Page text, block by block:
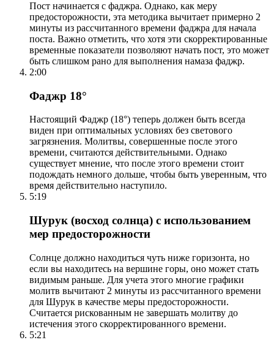
Пост начинается с фаджра. Однако, как меру
предосторожности, эта методика вычитает примерно 2
минуты из рассчитанного времени фаджра для начала
поста. Важно отметить, что хотя эти скорректированные
временные показатели позволяют начать пост, это может
быть слишком рано для выполнения намаза фаджр.
2:00
Фаджр 18°
Настоящий Фаджр (18°) теперь должен быть всегда
виден при оптимальных условиях без светового
загрязнения. Молитвы, совершенные после этого
времени, считаются действительными. Однако
существует мнение, что после этого времени стоит
подождать немного дольше, чтобы быть уверенным, что
время действительно наступило.
5:19
Шурук (восход солнца) с использованием
мер предосторожности
Солнце должно находиться чуть ниже горизонта, но
если вы находитесь на вершине горы, оно может стать
видимым раньше. Для учета этого многие графики
молитв вычитают 2 минуты из рассчитанного времени
для Шурук в качестве меры предосторожности.
Считается рискованным не завершать молитву до
истечения этого скорректированного времени.
5:21